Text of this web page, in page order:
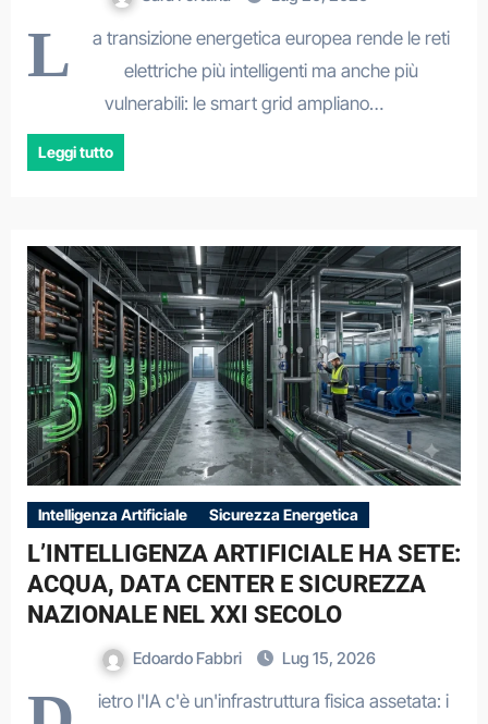
L
a transizione energetica europea rende le reti
elettriche più intelligenti ma anche più
vulnerabili: le smart grid ampliano…
Leggi tutto
Intelligenza Artificiale Sicurezza Energetica
L’INTELLIGENZA ARTIFICIALE HA SETE:
ACQUA, DATA CENTER E SICUREZZA
NAZIONALE NEL XXI SECOLO
Edoardo Fabbri Lug 15, 2026
ietro l'IA c'è un'infrastruttura fisica assetata: i